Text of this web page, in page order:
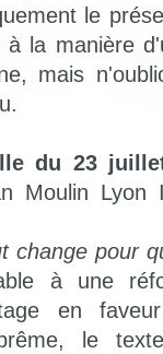
le
la manière
mais
du 23
Moulin
change pour
à une
en
le